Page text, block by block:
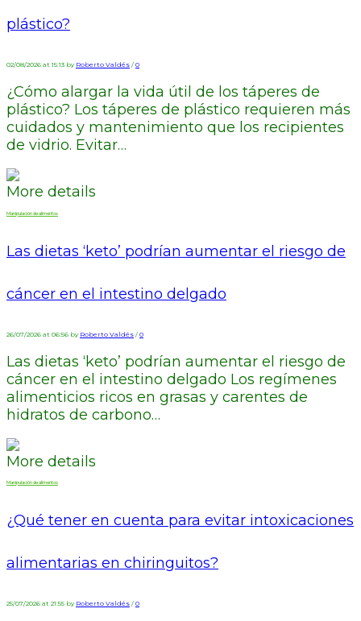
plástico?
02/08/2026 at 15:13 by Roberto Valdés / 0
¿Cómo alargar la vida útil de los táperes de
plástico? Los táperes de plástico requieren más
cuidados y mantenimiento que los recipientes
de vidrio. Evitar…
More details
Manipulación de alimentos
Las dietas ‘keto’ podrían aumentar el riesgo de
cáncer en el intestino delgado
26/07/2026 at 06:56 by Roberto Valdés / 0
Las dietas ‘keto’ podrían aumentar el riesgo de
cáncer en el intestino delgado Los regímenes
alimenticios ricos en grasas y carentes de
hidratos de carbono…
More details
Manipulación de alimentos
¿Qué tener en cuenta para evitar intoxicaciones
alimentarias en chiringuitos?
25/07/2026 at 21:55 by Roberto Valdés / 0